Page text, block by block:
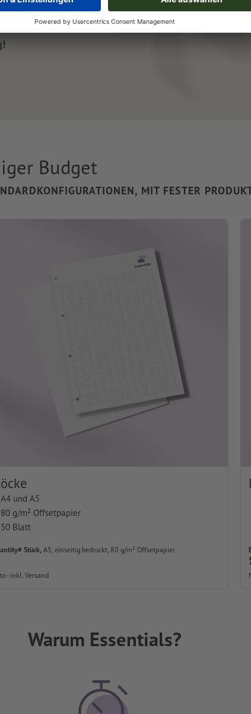
es sein? Mit
und fühlen –
Budget
MIT FESTER
A4 und A5
80 g/m² Offsetpapier
50 Blatt
Stück,A5, einseitig bedruckt, 80 g/m² Offsetpapier
- inkl. Versand
Warum Essentials?